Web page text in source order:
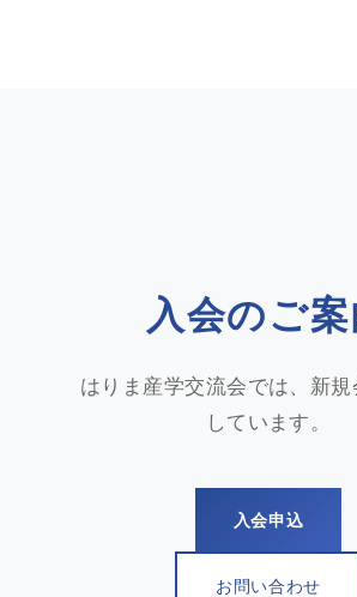
入会のご案
はりま産学交流会では、新
しています。
入会申込
お問い合わせ